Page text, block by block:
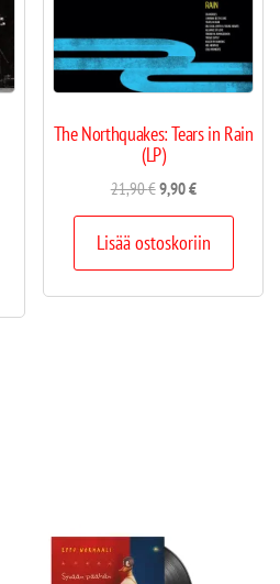
The Northquakes: Tears in Rain
(LP)
21,90€9,90€
Lisää ostoskoriin